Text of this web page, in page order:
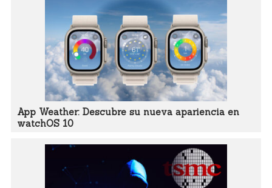
App Weather: Descubre su nueva apariencia en
watchOS 10